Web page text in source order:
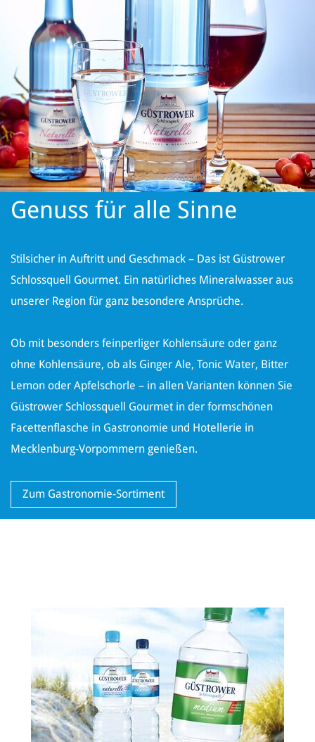
Genuss für alle Sinne
Stilsicher in Auftritt und Geschmack – Das ist Güstrower
Schlossquell Gourmet. Ein natürliches Mineralwasser aus
unserer Region für ganz besondere Ansprüche.
Ob mit besonders feinperliger Kohlensäure oder ganz
ohne Kohlensäure, ob als Ginger Ale, Tonic Water, Bitter
Lemon oder Apfelschorle – in allen Varianten können Sie
Güstrower Schlossquell Gourmet in der formschönen
Facettenflasche in Gastronomie und Hotellerie in
Mecklenburg-Vorpommern genießen.
Zum Gastronomie-Sortiment